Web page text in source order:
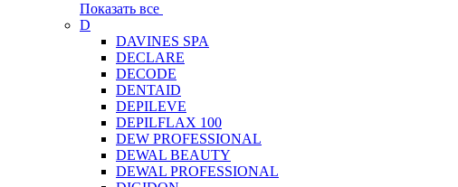
Показать все
D
DAVINES SPA
DECLARE
DECODE
DENTAID
DEPILEVE
DEPILFLAX 100
DEW PROFESSIONAL
DEWAL BEAUTY
DEWAL PROFESSIONAL